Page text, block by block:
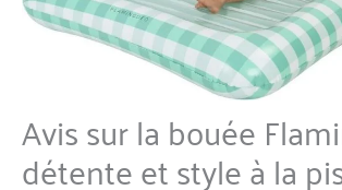
Avis sur la bouée
détente et style à la